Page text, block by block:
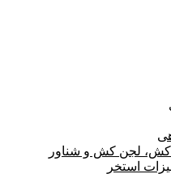
لجن کش و شناور
استخر